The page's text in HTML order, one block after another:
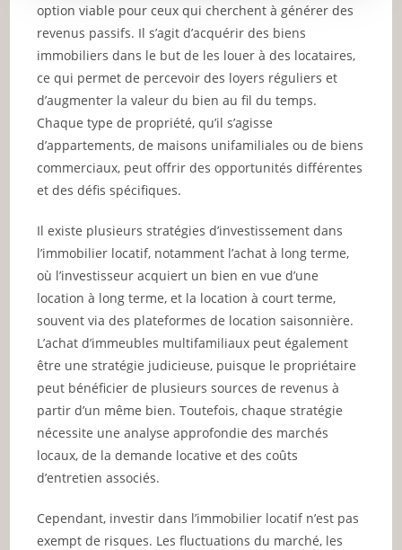
option viable pour ceux qui cherchent à générer des
revenus passifs. Il s’agit d’acquérir des biens
immobiliers dans le but de les louer à des locataires,
ce qui permet de percevoir des loyers réguliers et
d’augmenter la valeur du bien au fil du temps.
Chaque type de propriété, qu’il s’agisse
d’appartements, de maisons unifamiliales ou de biens
commerciaux, peut offrir des opportunités différentes
et des défis spécifiques.
Il existe plusieurs stratégies d’investissement dans
l’immobilier locatif, notamment l’achat à long terme,
où l’investisseur acquiert un bien en vue d’une
location à long terme, et la location à court terme,
souvent via des plateformes de location saisonnière.
L’achat d’immeubles multifamiliaux peut également
être une stratégie judicieuse, puisque le propriétaire
peut bénéficier de plusieurs sources de revenus à
partir d’un même bien. Toutefois, chaque stratégie
nécessite une analyse approfondie des marchés
locaux, de la demande locative et des coûts
d’entretien associés.
Cependant, investir dans l’immobilier locatif n’est pas
exempt de risques. Les fluctuations du marché, les